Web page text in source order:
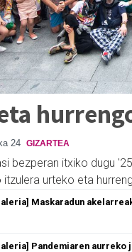
24 GIZARTEA
bezperan itxiko dugu
urteko eta
Maskaradun
Pandemiaren aurreko